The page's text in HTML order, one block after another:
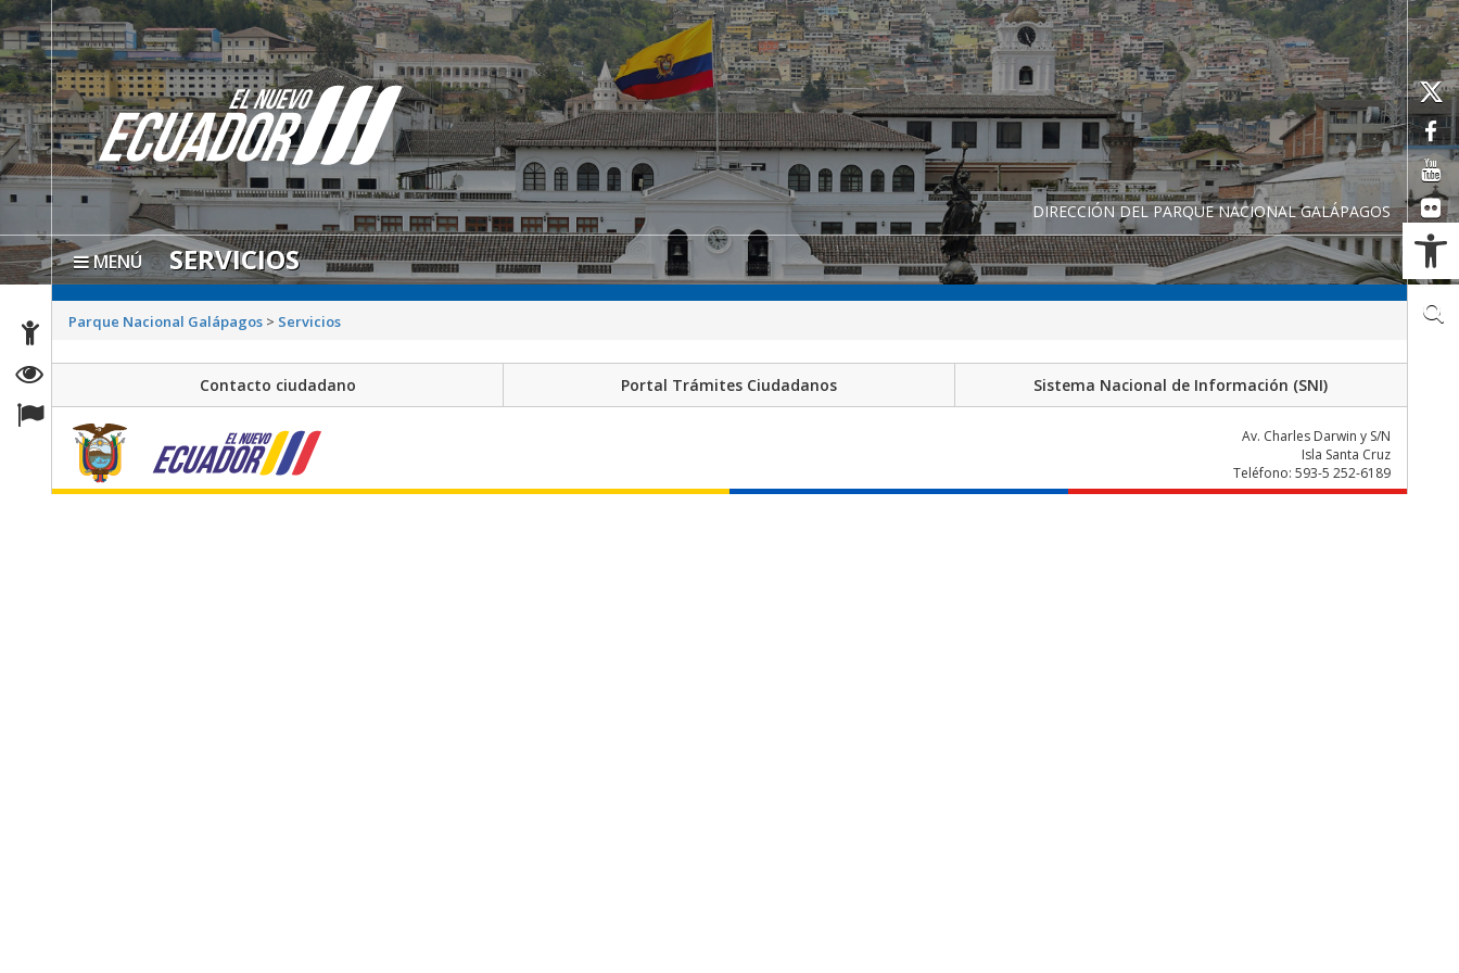
DIRECCIÓN DEL PARQUE NACIONAL GALÁPAGOS
MENÚ SERVICIOS
Parque Nacional Galápagos > Servicios
Contacto ciudadano Portal Trámites Ciudadanos Sistema Nacional de Información (SNI)
Av. Charles Darwin y S/N
Isla Santa Cruz
Teléfono: 593-5 252-6189